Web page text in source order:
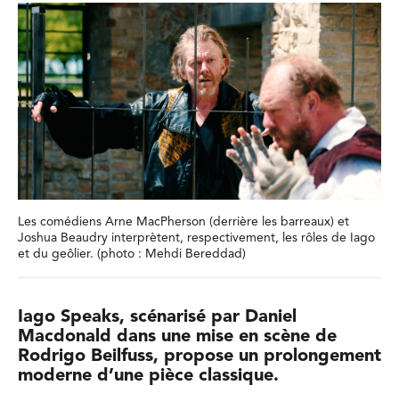
Les comédiens Arne MacPherson (derrière les barreaux) et
Joshua Beaudry interprètent, respectivement, les rôles de Iago
et du geôlier. (photo : Mehdi Bereddad)
Iago Speaks, scénarisé par Daniel
Macdonald dans une mise en scène de
Rodrigo Beilfuss, propose un prolongement
moderne d’une pièce classique.